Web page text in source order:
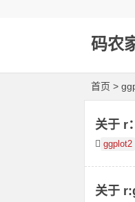
码农
首页 >
关于 r
ggplot2
关于